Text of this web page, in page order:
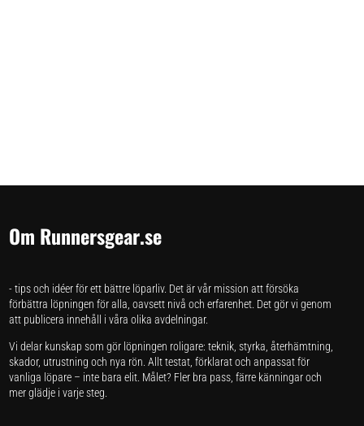
Om Runnersgear.se
- tips och idéer för ett bättre löparliv. Det är vår mission att försöka
förbättra löpningen för alla, oavsett nivå och erfarenhet. Det gör vi genom
att publicera innehåll i våra olika avdelningar.
Vi delar kunskap som gör löpningen roligare: teknik, styrka, återhämtning,
skador, utrustning och nya rön. Allt testat, förklarat och anpassat för
vanliga löpare – inte bara elit. Målet? Fler bra pass, färre känningar och
mer glädje i varje steg.